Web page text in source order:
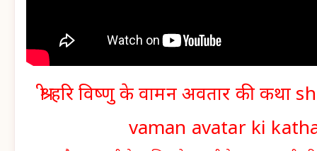
श्री हरि विष्णु के वामन अवतार की कथा
vaman avatar ki